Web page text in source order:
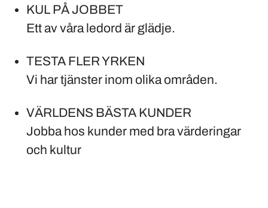
KUL PÅ JOBBET
Ett av våra ledord är glädje.
TESTA FLER YRKEN
Vi har tjänster inom olika områden.
VÄRLDENS BÄSTA KUNDER
Jobba hos kunder med bra värderingar
och kultur